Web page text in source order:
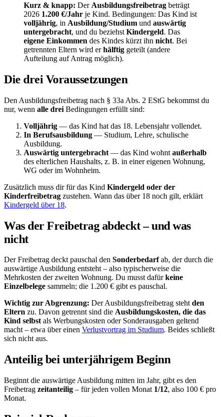
Kurz & knapp: Der Ausbildungsfreibetrag beträgt
2026 1.200 €/Jahr je Kind. Bedingungen: Das Kind ist
volljährig, in Ausbildung/Studium und auswärtig
untergebracht, und du beziehst Kindergeld. Das
eigene Einkommen des Kindes kürzt ihn nicht. Bei
getrennten Eltern wird erhälftig geteilt (andere
Aufteilung auf Antrag möglich).
Die drei Voraussetzungen
Den Ausbildungsfreibetrag nach § 33a Abs. 2 EStG bekommst du
nur, wenn alle drei Bedingungen erfüllt sind:
Volljährig — das Kind hat das 18. Lebensjahr vollendet.
In Berufsausbildung — Studium, Lehre, schulische
Ausbildung.
Auswärtig untergebracht — das Kind wohnt außerhalb
des elterlichen Haushalts, z. B. in einer eigenen Wohnung,
WG oder im Wohnheim.
Zusätzlich muss dir für das Kind Kindergeld oder der
Kinderfreibetrag zustehen. Wann das über 18 noch gilt, erklärt
Kindergeld über 18.
Was der Freibetrag abdeckt – und was
nicht
Der Freibetrag deckt pauschal den Sonderbedarfab, der durch die
auswärtige Ausbildung entsteht – also typischerweise die
Mehrkosten der zweiten Wohnung. Du musst dafürkeine
Einzelbelege sammeln; die 1.200 € gibt es pauschal.
Wichtig zur Abgrenzung: Der Ausbildungsfreibetrag stehtden
Eltern zu. Davon getrennt sind die Ausbildungskosten, die das
Kind selbstals Werbungskosten oder Sonderausgaben geltend
macht – etwa über einen Verlustvortrag im Studium. Beides schließt
sich nicht aus.
Anteilig bei unterjährigem Beginn
Beginnt die auswärtige Ausbildung mitten im Jahr, gibt es den
Freibetrag zeitanteilig – für jeden vollen Monat 1/12, also 100 € pro
Monat.